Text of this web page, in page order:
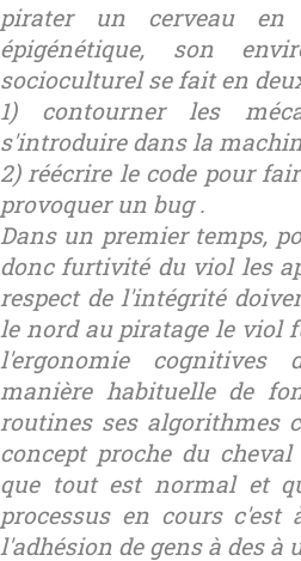
pirater un cerveau
épigénétique, son
socioculturel se fait en
1) contourner les
s'introduire dans la
2) réécrire le code pour
provoquer un bug .
Dans un premier temps,
donc furtivité du viol les
respect de l'intégrité
le nord au piratage le viol
l'ergonomie cognitives
manière habituelle de
routines ses algorithmes
concept proche du
que tout est normal et
processus en cours
l'adhésion de gens à des